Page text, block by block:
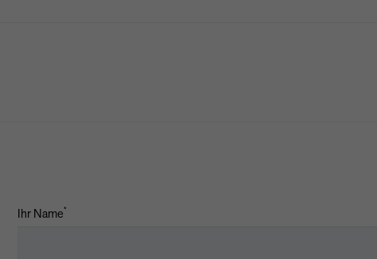
Ihr Name*